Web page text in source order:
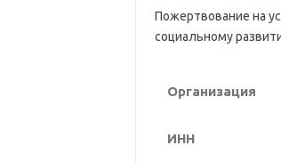
Пожертвование на
социальному
Организация
ИНН